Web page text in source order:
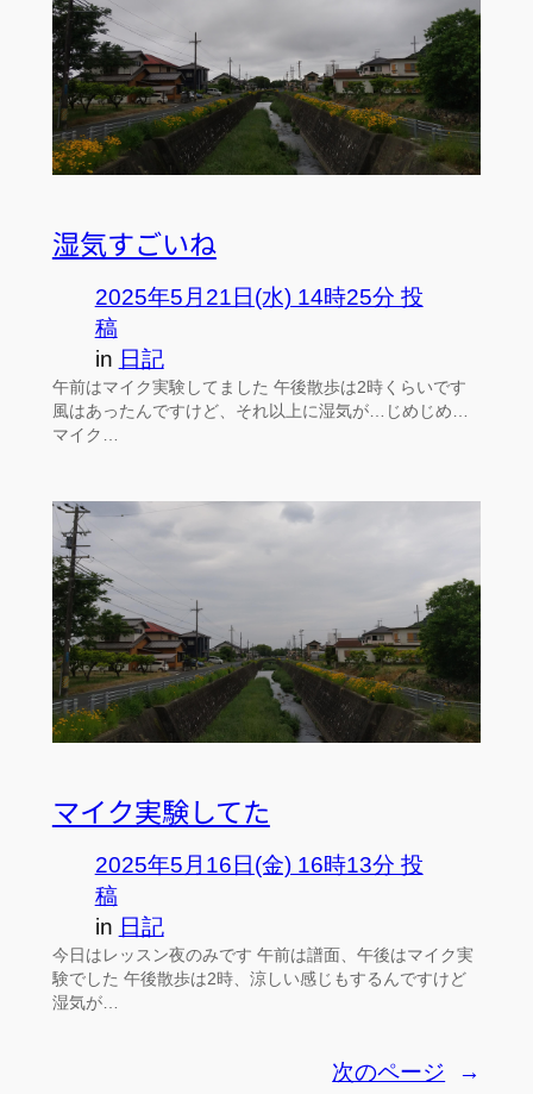
湿気すごいね
2025年5月21日(水) 14時25分 投
稿
in 日記
午前はマイク実験してました 午後散歩は2時くらいです
風はあったんですけど、それ以上に湿気が…じめじめ…
マイク…
マイク実験してた
2025年5月16日(金) 16時13分 投
稿
in 日記
今日はレッスン夜のみです 午前は譜面、午後はマイク実
験でした 午後散歩は2時、涼しい感じもするんですけど
湿気が…
次のページ →